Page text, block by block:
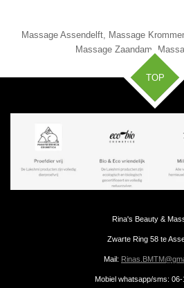
Massage Assendelft, Massage
Massage Zaandam,
TOP
Rina's Beauty &
Zwarte Ring 58 te
Mail:
Mobiel whatsapp/sms: 06-